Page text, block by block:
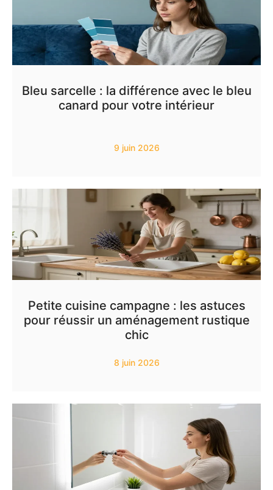
Bleu sarcelle : la différence avec le bleu
canard pour votre intérieur
9 juin 2026
Petite cuisine campagne : les astuces
pour réussir un aménagement rustique
chic
8 juin 2026